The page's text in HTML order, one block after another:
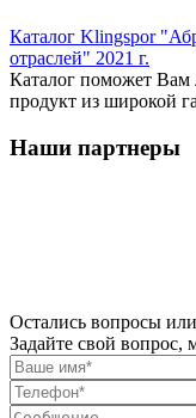
Каталог Klingspor
отраслей" 2021 г.
Каталог поможет Вам
продукт из широкой
Наши партнеры
Остались вопросы
Задайте свой